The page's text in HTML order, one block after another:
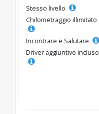
Stesso livello
Chilometraggio illimitato
Incontrare e Salutare
Driver aggiuntivo incluso